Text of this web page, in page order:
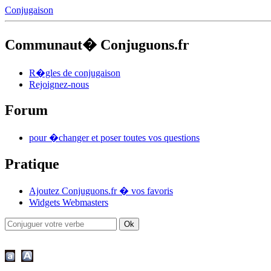
Conjugaison
Communaut� Conjuguons.fr
R�gles de conjugaison
Rejoignez-nous
Forum
pour �changer et poser toutes vos questions
Pratique
Ajoutez Conjuguons.fr � vos favoris
Widgets Webmasters